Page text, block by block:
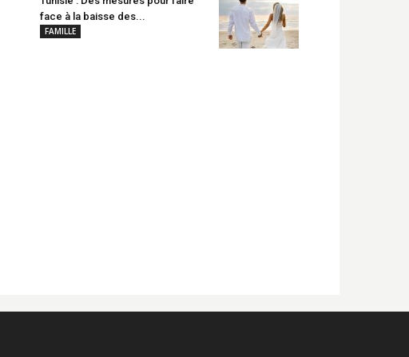
face à la baisse des...
FAMILLE